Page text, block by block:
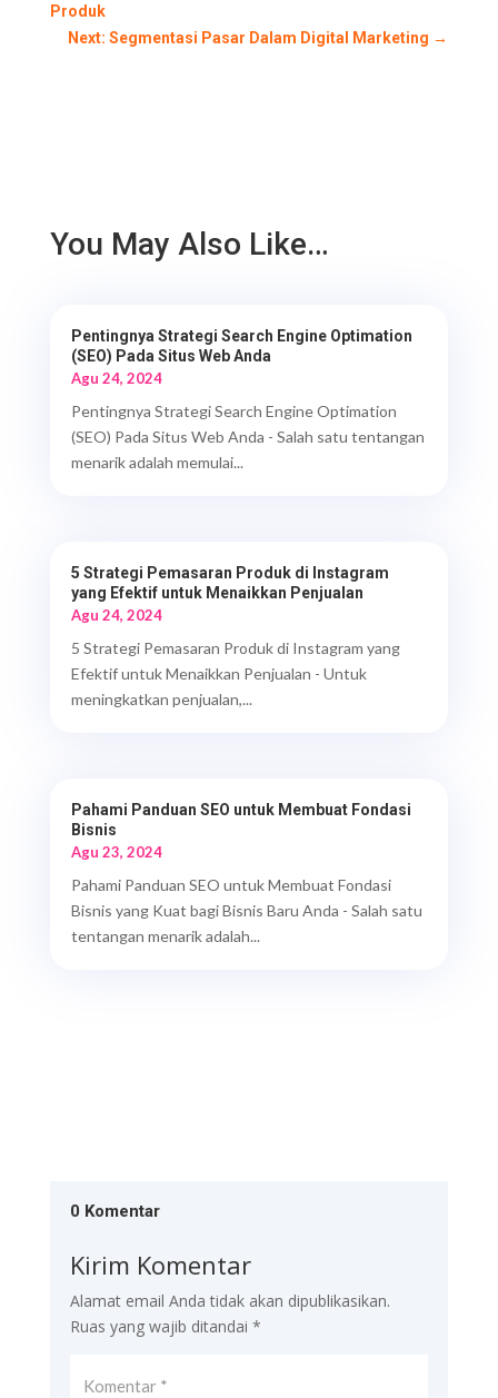
Produk
Next: Segmentasi Pasar Dalam Digital Marketing →
You May Also Like…
Pentingnya Strategi Search Engine Optimation
(SEO) Pada Situs Web Anda
Agu 24, 2024
Pentingnya Strategi Search Engine Optimation
(SEO) Pada Situs Web Anda - Salah satu tentangan
menarik adalah memulai...
5 Strategi Pemasaran Produk di Instagram
yang Efektif untuk Menaikkan Penjualan
Agu 24, 2024
5 Strategi Pemasaran Produk di Instagram yang
Efektif untuk Menaikkan Penjualan - Untuk
meningkatkan penjualan,...
Pahami Panduan SEO untuk Membuat Fondasi
Bisnis
Agu 23, 2024
Pahami Panduan SEO untuk Membuat Fondasi
Bisnis yang Kuat bagi Bisnis Baru Anda - Salah satu
tentangan menarik adalah...
0 Komentar
Kirim Komentar
Alamat email Anda tidak akan dipublikasikan.
Ruas yang wajib ditandai *